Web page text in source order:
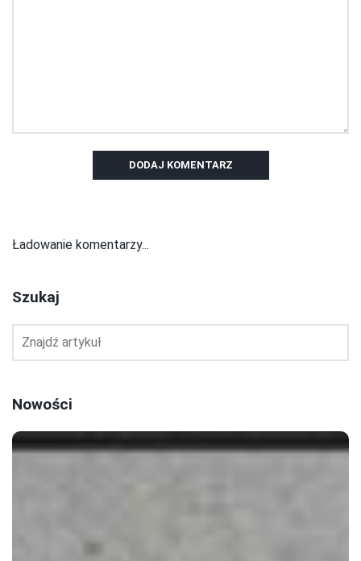
DODAJ KOMENTARZ
Ładowanie komentarzy...
Szukaj
Nowości